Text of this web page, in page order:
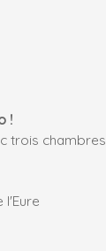
!
trois chambres
l'Eure